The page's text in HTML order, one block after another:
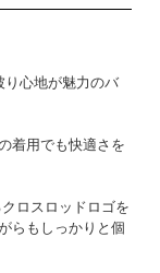
り心地が魅力のバ
着用でも快適さを
ロスロッドロゴを
らもしっかりと個